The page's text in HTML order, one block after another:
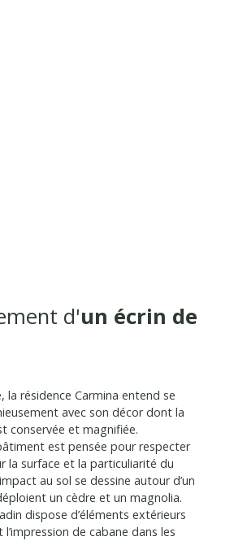
d'un écrin de
la résidence Carmina entend se
avec son décor dont la
conservée et magnifiée.
est pensée pour respecter
la surface et la particuliarité du
au sol se dessine autour d’un
un cèdre et un magnolia.
dispose d’éléments extérieurs
de cabane dans les